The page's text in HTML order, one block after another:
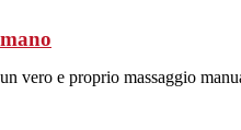
vero e proprio massaggio